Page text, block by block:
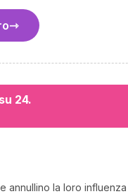
24.
annullino la loro